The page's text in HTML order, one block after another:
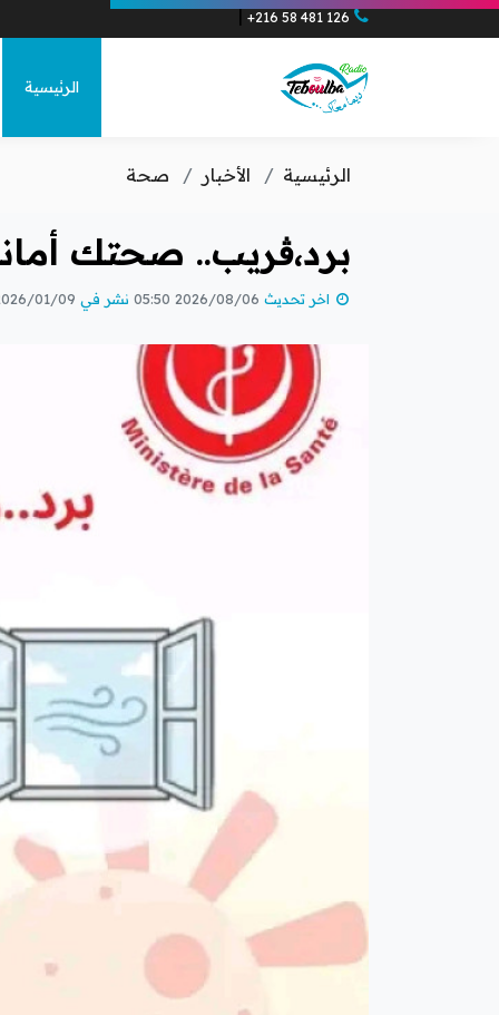
الكل
متفرقات
+216 58 481 126
|
الرئيسية
الرئيسية الأخبار صحة
برد،ڨريب.. صحتك
اخر تحديث 2026/08/06 05:50 نشر في 01/09 11:23